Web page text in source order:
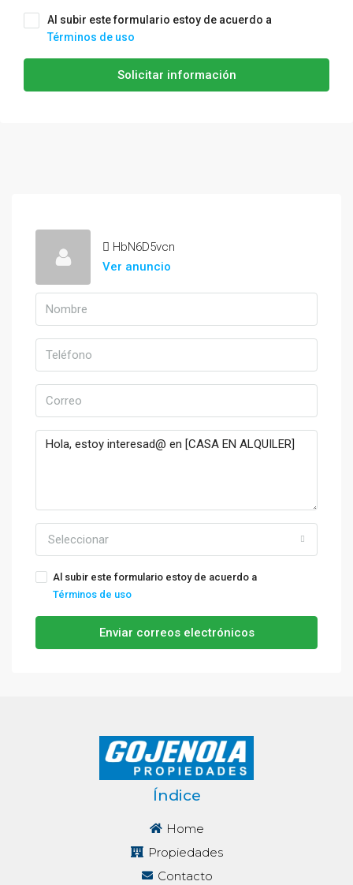
Al subir este formulario estoy de acuerdo a
Términos de uso
Solicitar información
HbN6D5vcn
Ver anuncio
Seleccionar
Al subir este formulario estoy de acuerdo a
Términos de uso
Enviar correos electrónicos
Índice
Home
Propiedades
Contacto